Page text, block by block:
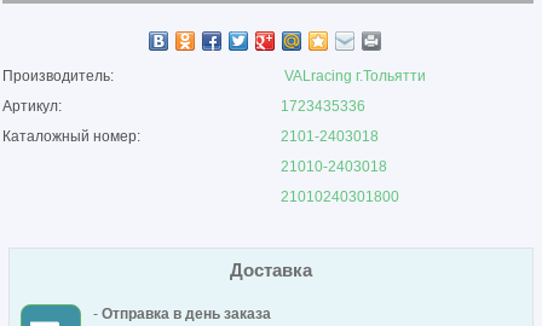
Производитель:
VALracing г.Тольятти
Артикул:
1723435336
Каталожный номер:
2101-2403018
21010-2403018
21010240301800
Доставка
- Отправка в день заказа